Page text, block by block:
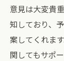
意見は大変貴
知しており、
案してくれま
関してもサポ